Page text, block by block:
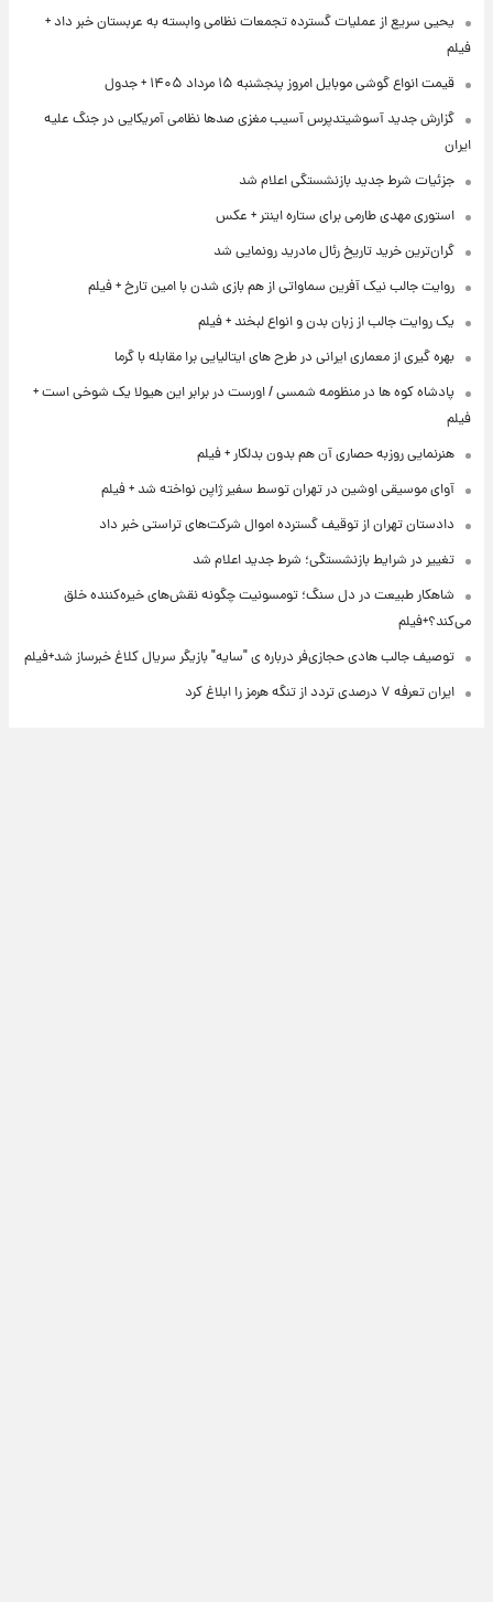
یحیی سریع از عملیات گسترده تجمعات نظامی وابسته به عربستان خبر داد +
فیلم
قیمت انواع گوشی موبایل امروز پنجشنبه ۱۵ مرداد ۱۴۰۵ + جدول
گزارش جدید آسوشیتدپرس آسیب مغزی صدها نظامی آمریکایی در جنگ علیه
ایران
جزئیات شرط جدید بازنشستگی اعلام شد
استوری مهدی طارمی برای ستاره اینتر + عکس
گران‌ترین خرید تاریخ رئال مادرید رونمایی شد
روایت جالب نیک آفرین سماواتی از هم بازی شدن با امین تارخ + فیلم
یک روایت جالب از زبان بدن و انواع لبخند + فیلم
بهره گیری از معماری ایرانی در طرح های ایتالیایی برا مقابله با گرما
پادشاه کوه ها در منظومه شمسی / اورست در برابر این هیولا یک شوخی است +
فیلم
هنرنمایی روزبه حصاری آن هم بدون بدلکار + فیلم
آوای موسیقی اوشین در تهران توسط سفیر ژاپن نواخته شد + فیلم
دادستان تهران از توقیف گسترده اموال شرکت‌های تراستی خبر داد
تغییر در شرایط بازنشستگی؛ شرط جدید اعلام شد
شاهکار طبیعت در دل سنگ؛ تومسونیت چگونه نقش‌های خیره‌کننده خلق
می‌کند؟+فیلم
توصیف جالب هادی حجازی‌فر درباره ی "سایه" بازیگر سریال کلاغ خبرساز شد+فیلم
ایران تعرفه ۷ درصدی تردد از تنگه هرمز را ابلاغ کرد